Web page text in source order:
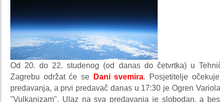
Od 20. do 22. studenog (od danas do četvrtka) u
Zagrebu održat će se Dani svemira. Posjetitelje
predavanja, a prvi predavač danas u 17:30 je Ogren
"Vulkanizam". Ulaz na sva predavanja je slobodan, a